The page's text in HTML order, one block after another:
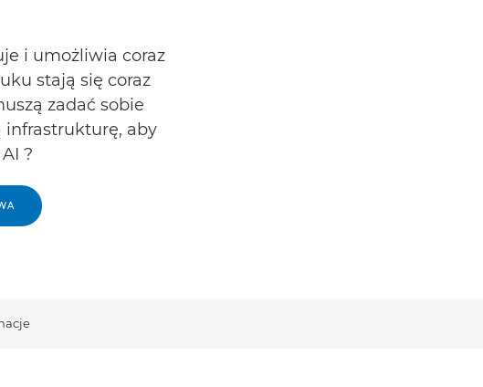
i umożliwia coraz
stają się coraz
zadać sobie
infrastrukturę, aby
?